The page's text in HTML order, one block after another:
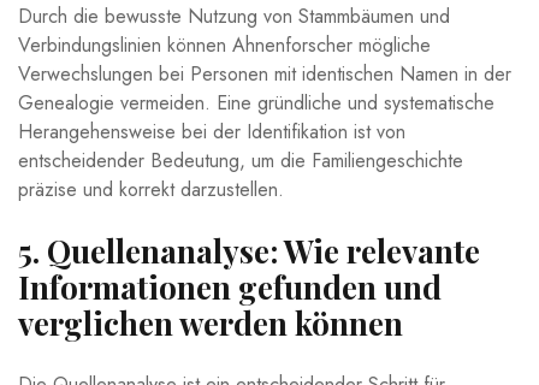
Durch die bewusste Nutzung von Stammbäumen und
Verbindungslinien können Ahnenforscher mögliche
Verwechslungen bei Personen mit identischen Namen in der
Genealogie vermeiden. Eine gründliche und systematische
Herangehensweise bei der Identifikation ist von
entscheidender Bedeutung, um die Familiengeschichte
präzise und korrekt darzustellen.
5. Quellenanalyse: Wie relevante
Informationen gefunden und
verglichen werden können